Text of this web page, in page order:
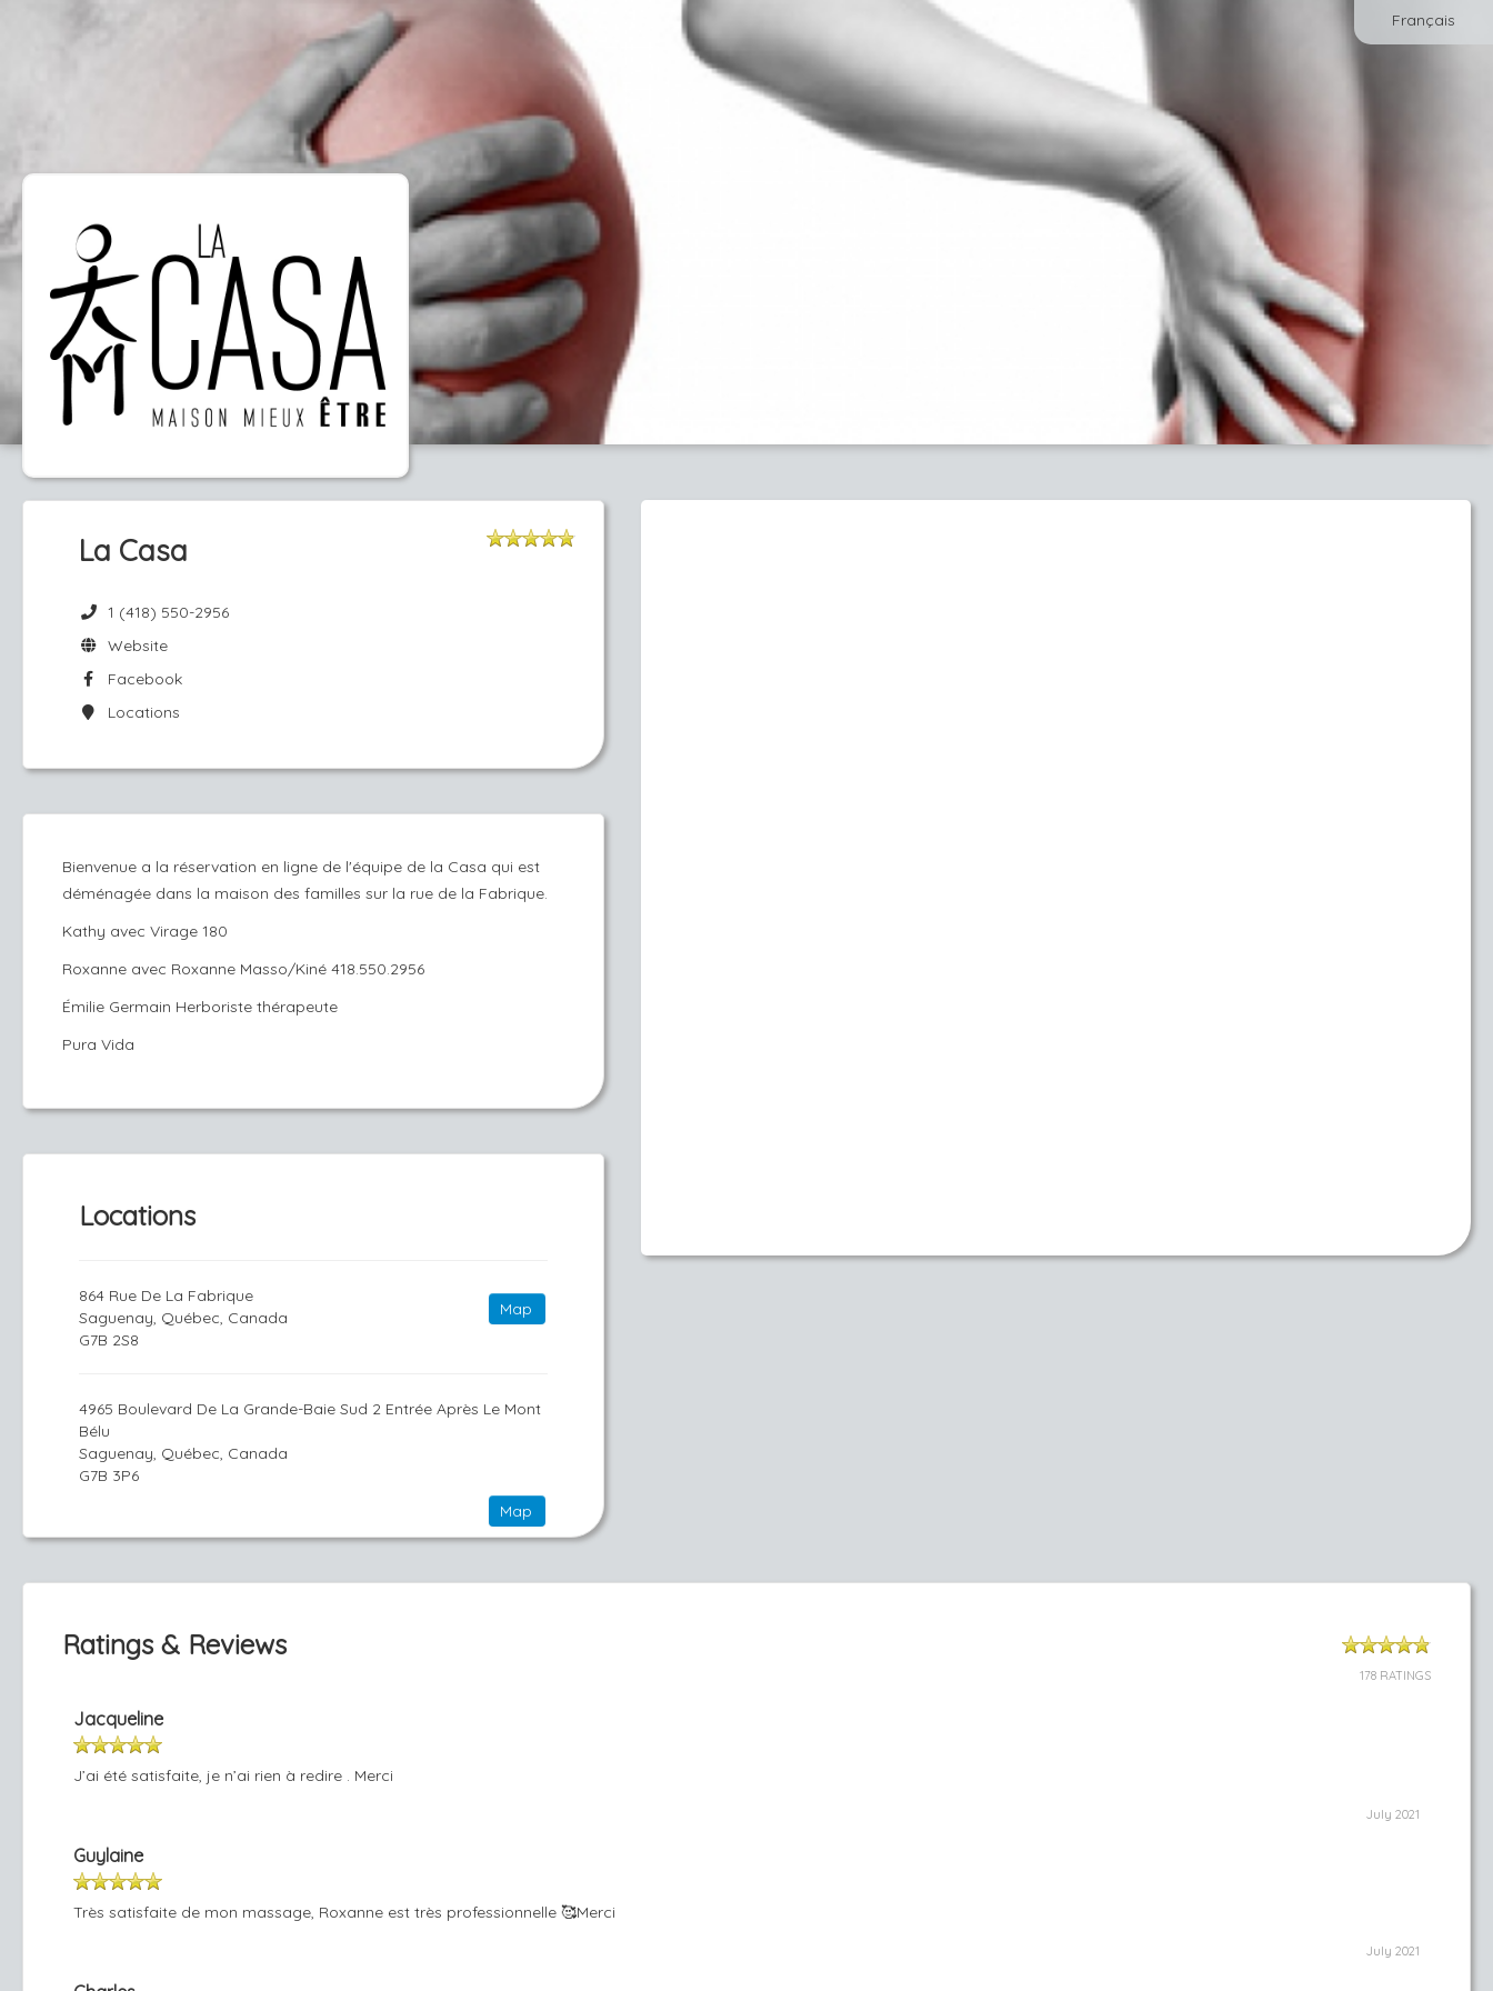
Français
La Casa
1 (418) 550-2956
Website
Facebook
Locations
Bienvenue a la réservation en ligne de l'équipe de la Casa qui est
déménagée dans la maison des familles sur la rue de la Fabrique.
Kathy avec Virage 180
Roxanne avec Roxanne Masso/Kiné 418.550.2956​
Émilie Germain Herboriste thérapeute
Pura Vida
Locations
864 Rue De La Fabrique
Saguenay, Québec, Canada
G7B 2S8
Map
4965 Boulevard De La Grande-Baie Sud 2 Entrée Après Le Mont
Bélu
Saguenay, Québec, Canada
G7B 3P6
Map
Ratings & Reviews
178 RATINGS
Jacqueline
J’ai été satisfaite, je n’ai rien à redire . Merci
July 2021
Guylaine
Très satisfaite de mon massage, Roxanne est très professionnelle 🥰Merci
July 2021